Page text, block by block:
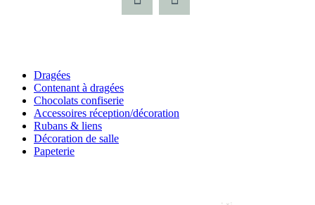
Dragées
Contenant à dragées
Chocolats confiserie
Accessoires réception/décoration
Rubans & liens
Décoration de salle
Papeterie